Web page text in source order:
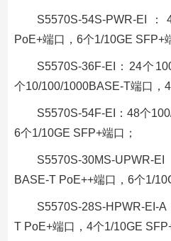
S5570S-54S-PWR-EI
PoE+端口，6个1/10GE SFP+
S5570S-36F-EI：24个
个10/100/1000BASE-T端口，
S5570S-54F-EI：48个
6个1/10GE SFP+端口；
S5570S-30MS-
BASE-T PoE++端口，6个1/
S5570S-28S-HPWR-EI-
T PoE+端口，4个1/10GE